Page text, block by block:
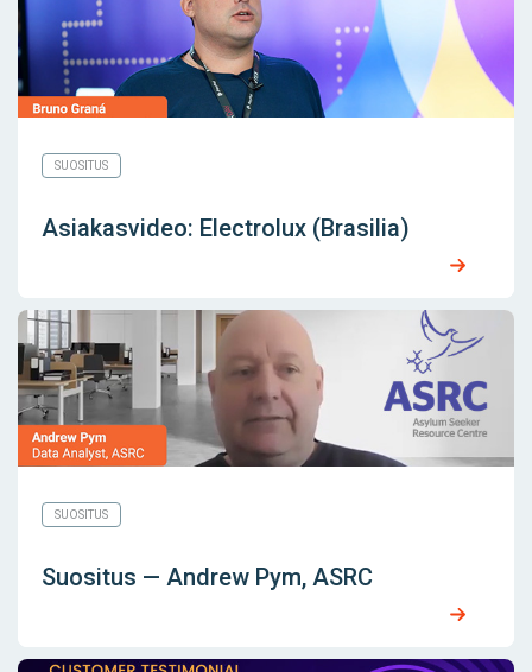
SUOSITUS
Asiakasvideo: Electrolux (Brasilia)
SUOSITUS
Suositus — Andrew Pym, ASRC